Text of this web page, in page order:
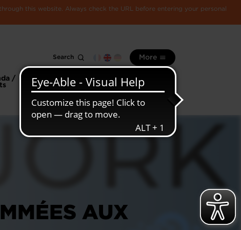
this website. Always check the URL before entering your personal
Search More
/
information
Luxembourg
economy
AUX